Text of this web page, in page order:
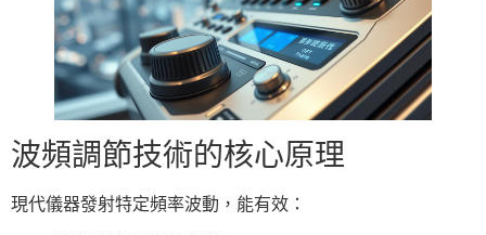
波頻調節技術的核心原理
現代儀器發射特定頻率波動，能有效：